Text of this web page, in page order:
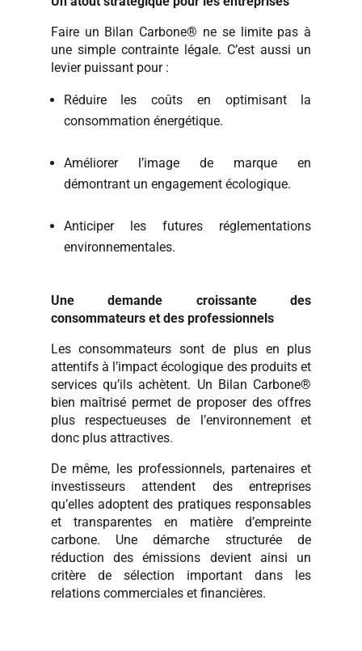
Faire un Bilan Carbone® ne se limite pas à
une simple contrainte légale. C’est aussi un
levier puissant pour :
Réduire les coûts en optimisant la
consommation énergétique.
Améliorer l’image de marque en
démontrant un engagement écologique.
Anticiper les futures réglementations
environnementales.
Une demande croissante des
consommateurs et des professionnels
Les consommateurs sont de plus en plus
attentifs à l’impact écologique des produits et
services qu’ils achètent. Un Bilan Carbone®
bien maîtrisé permet de proposer des offres
plus respectueuses de l’environnement et
donc plus attractives.
De même, les professionnels, partenaires et
investisseurs attendent des entreprises
qu’elles adoptent des pratiques responsables
et transparentes en matière d’empreinte
carbone. Une démarche structurée de
réduction des émissions devient ainsi un
critère de sélection important dans les
relations commerciales et financières.